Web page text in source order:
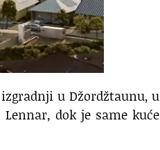
u Džordžtaunu, u
dok je same kuće